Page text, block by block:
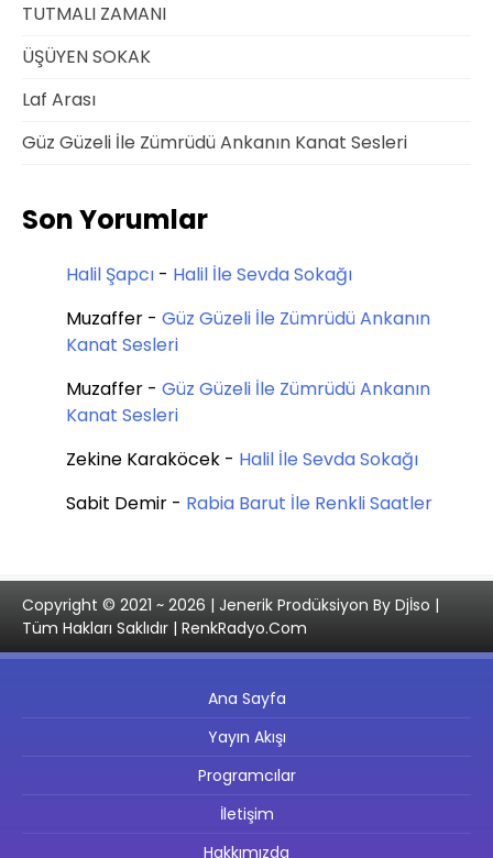
TUTMALI ZAMANI
ÜŞÜYEN SOKAK
Laf Arası
Güz Güzeli İle Zümrüdü Ankanın Kanat Sesleri
Son Yorumlar
Halil Şapcı - Halil İle Sevda Sokağı
Muzaffer - Güz Güzeli İle Zümrüdü Ankanın
Kanat Sesleri
Muzaffer - Güz Güzeli İle Zümrüdü Ankanın
Kanat Sesleri
Zekine Karaköcek - Halil İle Sevda Sokağı
Sabit Demir - Rabia Barut İle Renkli Saatler
Copyright © 2021 ~ 2026 | Jenerik Prodüksiyon By Djİso |
Tüm Hakları Saklıdır | RenkRadyo.Com
Ana Sayfa
Yayın Akışı
Programcılar
İletişim
Hakkımızda